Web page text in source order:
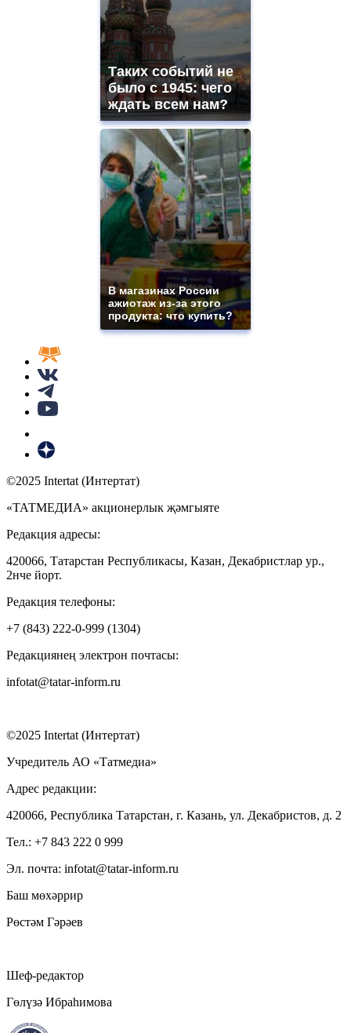
Таких событий не
было с 1945: чего
ждать всем нам?
В магазинах России
ажиотаж из-за этого
продукта: что купить?
©2025 Intertat (Интертат)
«ТАТМЕДИА» акционерлык җәмгыяте
Редакция адресы:
420066, Татарстан Республикасы, Казан, Декабристлар ур.,
2нче йорт.
Редакция телефоны:
+7 (843) 222-0-999 (1304)
Редакциянең электрон почтасы:
infotat@tatar-inform.ru
©2025 Intertat (Интертат)
Учредитель АО «Татмедиа»
Адрес редакции:
420066, Республика Татарстан, г. Казань, ул. Декабристов, д. 2
Тел.: +7 843 222 0 999
Эл. почта: infotat@tatar-inform.ru
Баш мөхәррир
Рөстәм Гәрәев
Шеф-редактор
Гөлүзә Ибраһимова